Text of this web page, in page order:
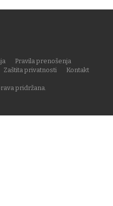
pridržana.
Pravila prenošenja
Zaštita privatnosti
Kontakt